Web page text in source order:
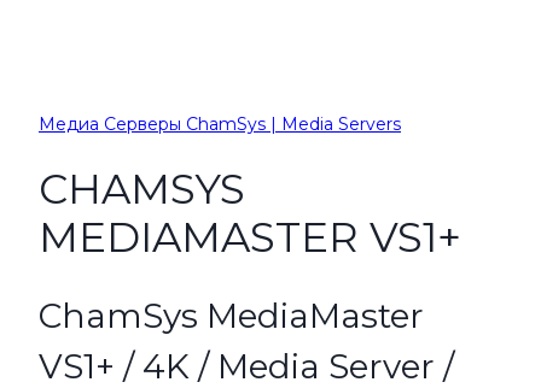
Медиа Серверы ChamSys | Media Servers
CHAMSYS
MEDIAMASTER VS1+
ChamSys MediaMaster
VS1+ / 4K / Media Server /